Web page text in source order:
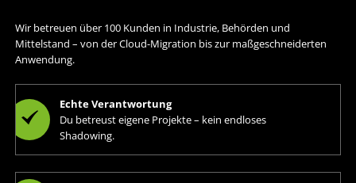
Wir betreuen über 100 Kunden in Industrie, Behörden und
Mittelstand – von der Cloud-Migration bis zur maßgeschneiderten
Anwendung.
Echte Verantwortung
Du betreust eigene Projekte – kein endloses
Shadowing.